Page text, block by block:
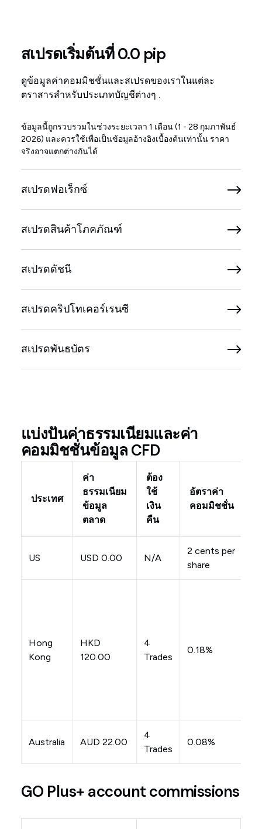
สเปรดเริ่มต้นที่ 0.0 pip
ดูข้อมูลค่าคอมมิชชั่นและสเปรดของเราในแต่ละ
ตราสารสำหรับประเภทบัญชีต่างๆ .
ข้อมูลนี้ถูกรวบรวมในช่วงระยะเวลา 1 เดือน (1 - 28 กุมภาพันธ์
2026) และควรใช้เพื่อเป็นข้อมูลอ้างอิงเบื้องต้นเท่านั้น ราคา
จริงอาจแตกต่างกันได้
สเปรดฟอเร็กซ์
สเปรดสินค้าโภคภัณฑ์
สเปรดดัชนี
สเปรดคริปโทเคอร์เรนซี
สเปรดพันธบัตร
แบ่งปันค่าธรรมเนียมและค่า
คอมมิชชั่นข้อมูล CFD
ประเทศ
ค่า
ธรรมเนียม
ข้อมูล
ตลาด
ต้อง
ใช้
เงิน
คืน
อัตราค่า
คอมมิชชั่น
US USD 0.00 N/A
2 cents per
share
Hong
Kong
HKD
120.00
4
Trades
0.18%
Australia AUD 22.00
4
Trades
0.08%
GO Plus+ account commissions